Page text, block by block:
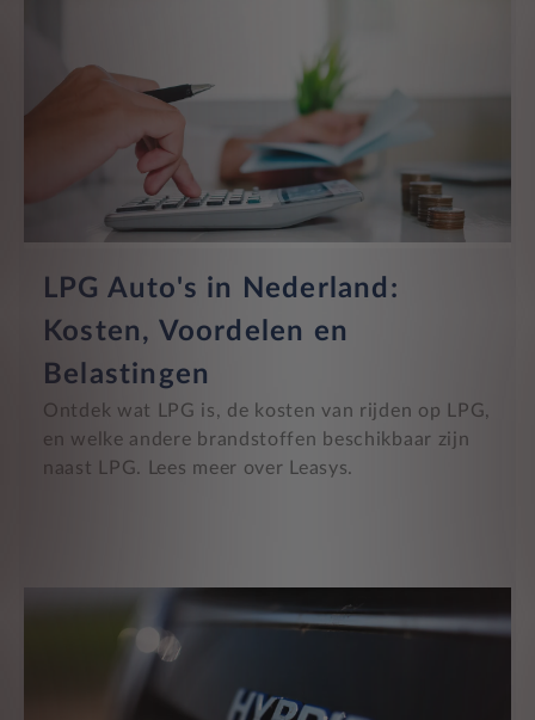
LPG Auto's in Nederland:
Kosten, Voordelen en
Belastingen
Ontdek wat LPG is, de kosten van rijden op LPG,
en welke andere brandstoffen beschikbaar zijn
naast LPG. Lees meer over Leasys.